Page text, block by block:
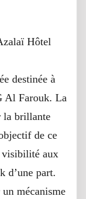
Hôtel
destinée à
Al Farouk. La
la brillante
de ce
visibilité aux
d’une part.
mécanisme